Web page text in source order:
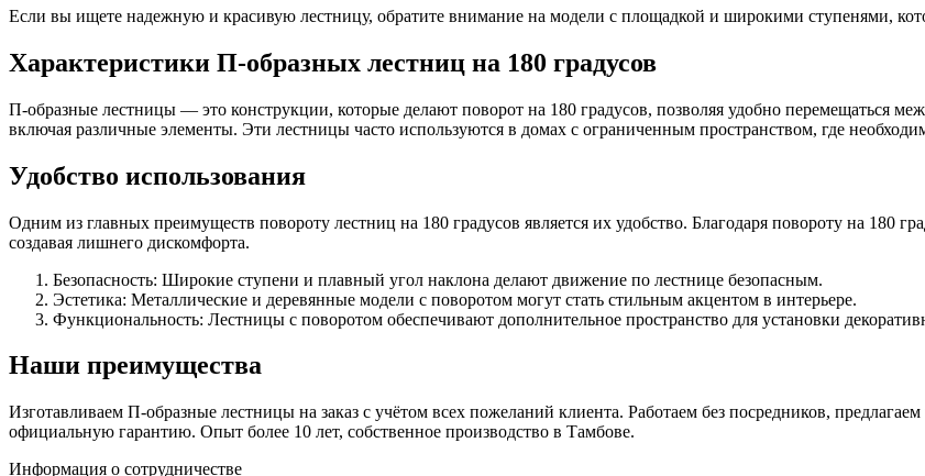
Если вы ищете надежную и красивую лестницу, обратите внимание на модели с площадкой и широкими ступенями,
Характеристики П-образных лестниц на 180 градусов
П-образные лестницы — это конструкции, которые делают поворот на 180 градусов, позволяя удобно перемещаться
включая различные элементы. Эти лестницы часто используются в домах с ограниченным пространством, где
Удобство использования
Одним из главных преимуществ повороту лестниц на 180 градусов является их удобство. Благодаря повороту на 180
создавая лишнего дискомфорта.
Безопасность: Широкие ступени и плавный угол наклона делают движение по лестнице безопасным.
Эстетика: Металлические и деревянные модели с поворотом могут стать стильным акцентом в интерьере.
Функциональность: Лестницы с поворотом обеспечивают дополнительное пространство для установки
Наши преимущества
Изготавливаем П-образные лестницы на заказ с учётом всех пожеланий клиента. Работаем без посредников,
официальную гарантию. Опыт более 10 лет, собственное производство в Тамбове.
Информация о сотрудничестве